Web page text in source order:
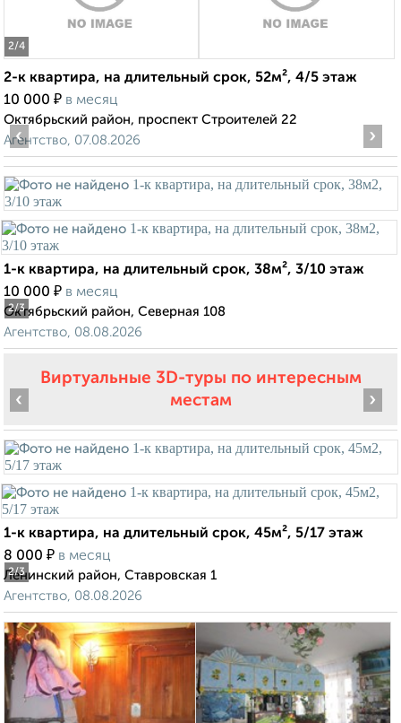
2/4
2-к квартира, на длительный срок, 52м², 4/5 этаж
10 000 ₽ в месяц
Октябрьский район, проспект Строителей 22
Агентство, 07.08.2026
2/3
‹ ›
1-к квартира, на длительный срок, 38м², 3/10 этаж
10 000 ₽ в месяц
Октябрьский район, Северная 108
Агентство, 08.08.2026
Виртуальные 3D-туры по интересным
местам
2/3
‹ ›
1-к квартира, на длительный срок, 45м², 5/17 этаж
8 000 ₽ в месяц
Ленинский район, Ставровская 1
Агентство, 08.08.2026